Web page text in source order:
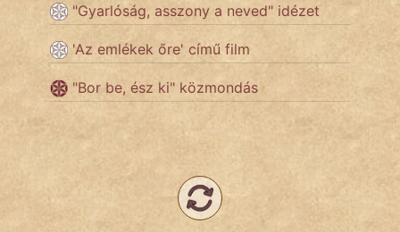
És
TÖRTÉNELEM
Népszerű szerzőink:
"Gyarlóság, asszony a neved" idézet
'Az emlékek őre' című film
"Bor be, ész ki" közmondás